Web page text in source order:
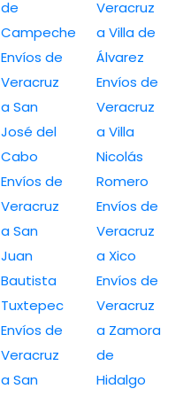
de
Campeche
Envíos de
Veracruz
a San
José del
Cabo
Envíos de
Veracruz
a San
Juan
Bautista
Tuxtepec
Envíos de
Veracruz
a San
Veracruz
a Villa de
Álvarez
Envíos de
Veracruz
a Villa
Nicolás
Romero
Envíos de
Veracruz
a Xico
Envíos de
Veracruz
a Zamora
de
Hidalgo